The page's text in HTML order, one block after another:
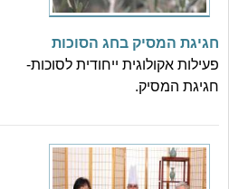
חגיגת המסיק בחג הסוכות
פעילות אקולוגית ייחודית לסוכות-
חגיגת המסיק.